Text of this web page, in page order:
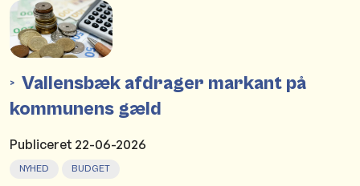
Vallensbæk afdrager markant på
kommunens gæld
Publiceret 22-06-2026
NYHED BUDGET